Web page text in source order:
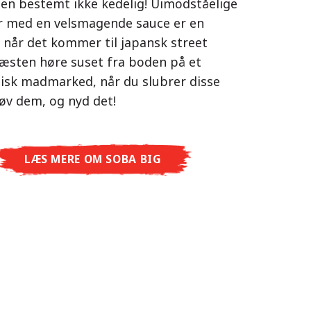
ét mål: ægte ramen i
– uden restauranten.
Premium oplever du japansk
nyt niveau: frisk og aromatisk med
og fyldig med Spicy Miso eller
derhjemme!
bestemt ikke kedelig! Uimodståelige
en velsmagende sauce er en
det kommer til japansk street
høre suset fra boden på et
madmarked, når du slubrer disse
dem, og nyd det!
LÆS MERE OM SOBA BIG
som det thailandske køkken. Den
kyllingesmag kombineret med duften
giver dig en autentisk asiatisk